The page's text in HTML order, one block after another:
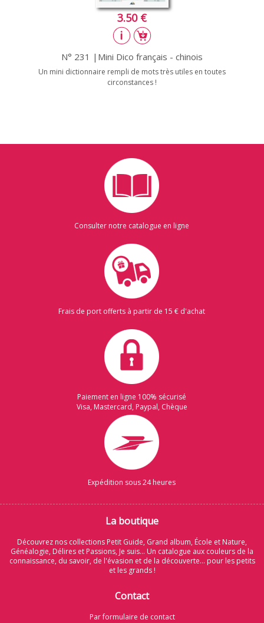
3.50 €
N° 231 |Mini Dico français - chinois
Un mini dictionnaire rempli de mots très utiles en toutes
circonstances !
Consulter notre catalogue en ligne
Frais de port offerts à partir de 15 € d'achat
Paiement en ligne 100% sécurisé
Visa, Mastercard, Paypal, Chèque
Expédition sous 24 heures
La boutique
Découvrez nos collections Petit Guide, Grand album, École et Nature,
Généalogie, Délires et Passions, Je suis... Un catalogue aux couleurs de la
connaissance, du savoir, de l'évasion et de la découverte... pour les petits
et les grands !
Contact
Par formulaire de contact